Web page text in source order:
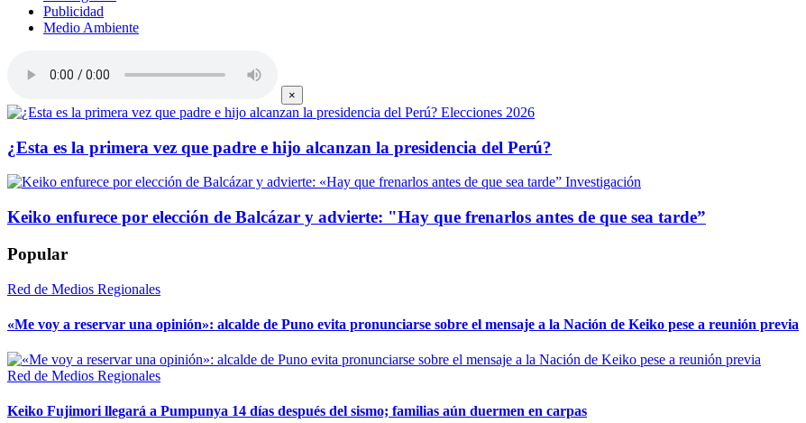
Publicidad
Medio Ambiente
×
Elecciones 2026
¿Esta es la primera vez que padre e hijo alcanzan la presidencia del Perú?
Investigación
Keiko enfurece por elección de Balcázar y advierte: "Hay que frenarlos antes de que sea tarde”
Popular
Red de Medios Regionales
«Me voy a reservar una opinión»: alcalde de Puno evita pronunciarse sobre el mensaje a la Nación de Keiko pese a reunión previa
Red de Medios Regionales
Keiko Fujimori llegará a Pumpunya 14 días después del sismo; familias aún duermen en carpas